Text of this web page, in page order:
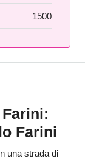
1500
Farini
una strada di